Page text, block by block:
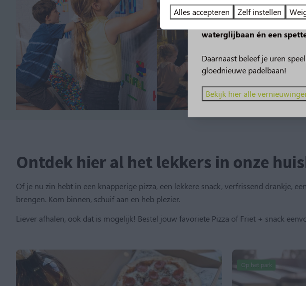
Ontdek hier al het lekkers in onze
Of je nu zin hebt in een knapperige pizza, een lekkere snack, verfrissend drankje,
brengen. Kom binnen, schuif aan en heb plezier.
Liever afhalen, ook dat is mogelijk! Bestel jouw favoriete Pizza of Friet + snack
Op het park
Vanaf deze zomer beleef je
Geniet van spetterplezier in
waterglijbaan én een
Daarnaast beleef je uren
gloednieuwe padelbaan!
Bekijk hier alle
Alles accepteren Zelf instellen